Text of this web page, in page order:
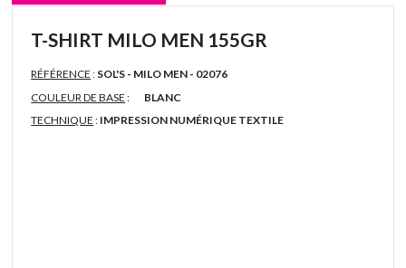
T-SHIRT MILO MEN 155GR
RÉFÉRENCE : SOL'S - MILO MEN - 02076
COULEUR DE BASE :
BLANC
TECHNIQUE : IMPRESSION NUMÉRIQUE TEXTILE